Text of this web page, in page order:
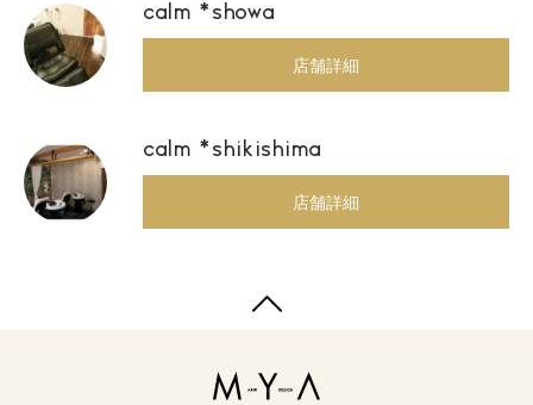
calm *showa
店舗詳細
calm *shikishima
店舗詳細